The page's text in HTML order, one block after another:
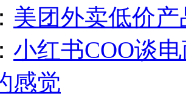
美团外卖低价
小红书COO谈
感觉